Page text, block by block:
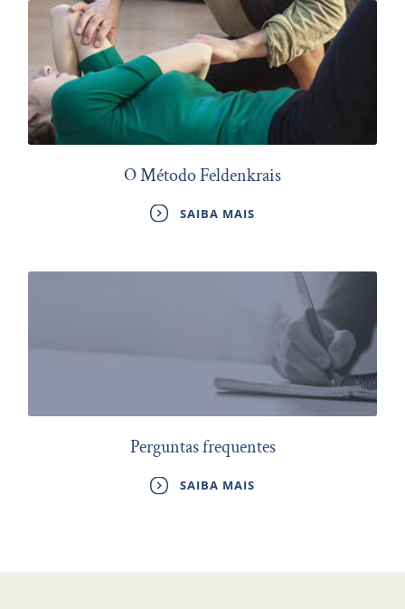
O Método Feldenkrais
SAIBA MAIS
Perguntas frequentes
SAIBA MAIS